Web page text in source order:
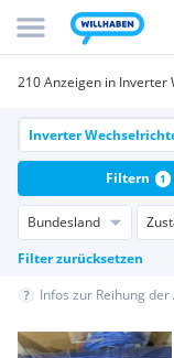
210 Anzeigen in Inverter
Bundesland
Filter zurücksetzen
Filtern 1
Infos zur Reihung